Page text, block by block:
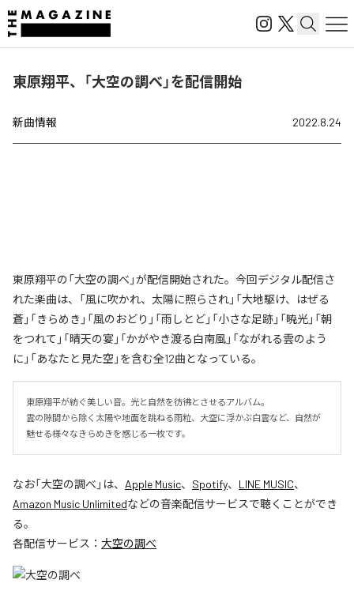
東原翔平、「大空の調べ」を配信開始
新曲情報 2022.8.24
東原翔平の「大空の調べ」が配信開始された。今回デジタル配信さ
れた楽曲は、「風に吹かれ、太陽に照らされ」「大地駆け、はぜる
蒼」「きらめき」「風のおどり」「雨しとど」「小さな足跡」「暁光」「朝
をつれて」「晴天の宴」「かがやき渡る白南風」「ながれる雲のよう
に」「あなたと見た空」を含む全12曲となっている。
東原翔平が紡ぐ美しい音。光と自然を彷彿とさせるアルバム。
雲の隙間から除く太陽や地面を跳ねる雨粒、大空に浮かぶ白雲など、自然が
魅せる様々なきらめきを感じる一枚です。
なお「大空の調べ 」は、 Apple Music、 Spotify、 LINE MUSIC、
Amazon Music Unlimitedなどの音楽配信サービスで聴くことができ
る。
各配信サービス： 大空の調べ